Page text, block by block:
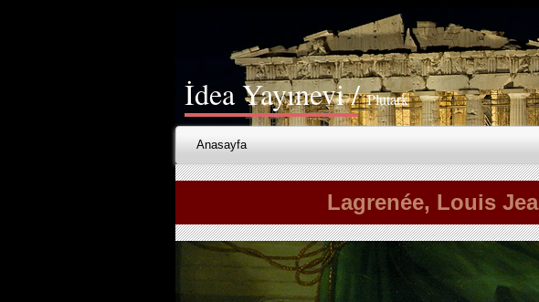
İdea Yayınevi /Plutark
Anasayfa
Lagrenée, Louis